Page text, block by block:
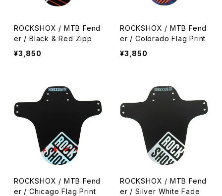
ROCKSHOX / MTB Fend
er / Black & Red Zipp
¥3,850
ROCKSHOX / MTB Fend
er / Colorado Flag Print
¥3,850
ROCKSHOX / MTB Fend
er / Chicago Flag Print
ROCKSHOX / MTB Fend
er / Silver White Fade